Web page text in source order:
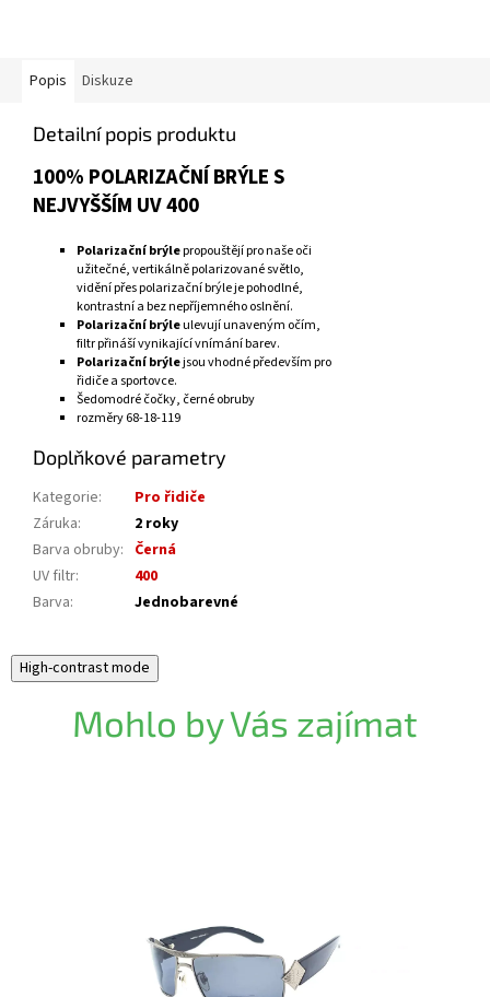
Popis Diskuze
Detailní popis produktu
100% POLARIZAČNÍ BRÝLE S
NEJVYŠŠÍM UV 400
Polarizační brýlepropouštějí pro naše oči
užitečné, vertikálně polarizované světlo,
vidění přes polarizační brýle je pohodlné,
kontrastní a bez nepříjemného oslnění.
Polarizační brýleulevují unaveným očím,
filtr přináší vynikající vnímání barev.
Polarizační brýlejsou vhodné především pro
řidiče a sportovce.
Šedomodré čočky, černé obruby
rozměry 68-18-119
Doplňkové parametry
Kategorie:
Pro řidiče
Záruka:
2 roky
Barva obruby: Černá
UV filtr:
400
Barva: Jednobarevné
High-contrast mode
Mohlo by Vás zajímat